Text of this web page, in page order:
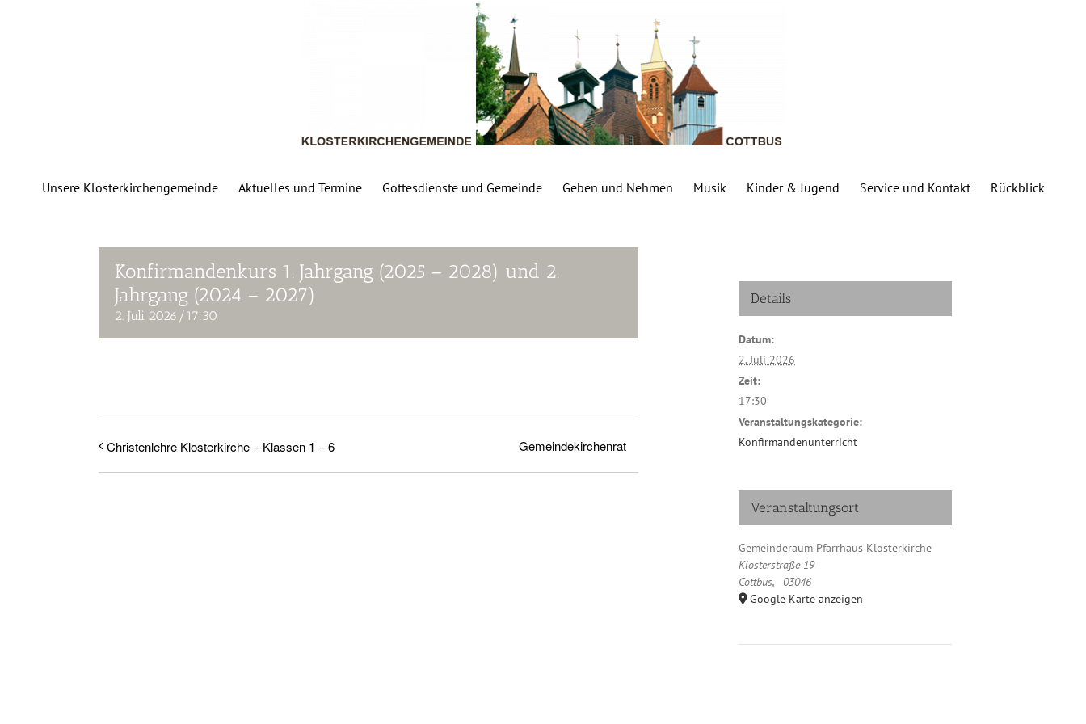
Unsere Klosterkirchengemeinde Aktuelles und Termine Gottesdienste und Gemeinde Geben und Nehmen Musik Kinder & Jugend Service und Kontakt Rückblick
Konfirmandenkurs 1. Jahrgang (2025 – 2028) und 2.
Jahrgang (2024 – 2027)
2. Juli 2026/17:30
Christenlehre Klosterkirche – Klassen 1 – 6 Gemeindekirchenrat
Details
Datum:
2. Juli 2026
Zeit:
17:30
Veranstaltungskategorie:
Konfirmandenunterricht
Veranstaltungsort
Gemeinderaum Pfarrhaus Klosterkirche
Klosterstraße 19
Cottbus,
03046
Google Karte anzeigen